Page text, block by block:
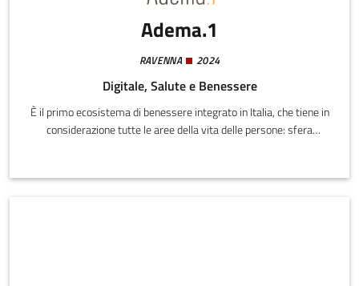
Adema.1
RAVENNA 2024
Digitale, Salute e Benessere
È il primo ecosistema di benessere integrato in Italia, che tiene in
considerazione tutte le aree della vita delle persone: sfera
economica.